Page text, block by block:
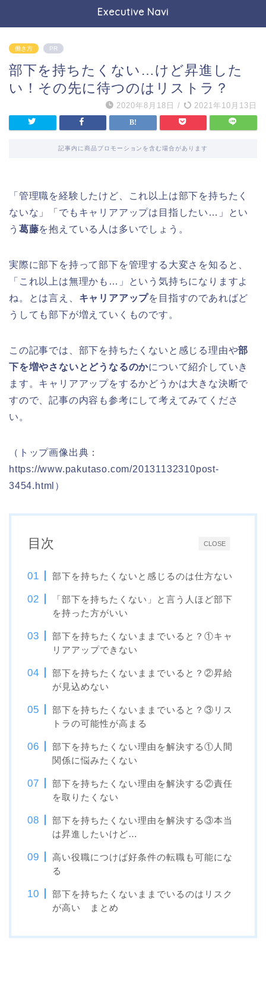
Executive Navi
働き方 PR
部下を持ちたくない…けど昇進した
い！その先に待つのはリストラ？
2020年8月18日 / 2021年10月13日
記事内に商品プロモーションを含む場合があります
「管理職を経験したけど、これ以上は部下を持ちたく
ないな」「でもキャリアアップは目指したい…」とい
う 葛藤を抱えている人は多いでしょう。
実際に部下を持って部下を管理する大変さを知ると、
「これ以上は無理かも…」という気持ちになりますよ
ね。とは言え、 キャリアアップを目指すのであればど
うしても部下が増えていくものです。
この記事では、部下を持ちたくないと感じる理由や部
下を増やさないとどうなるのかについて紹介していき
ます。キャリアアップをするかどうかは大きな決断で
すので、記事の内容も参考にして考えてみてくださ
い。
（トップ画像出典：
https://www.pakutaso.com/20131132310post-
3454.html）
CLOSE
目次
部下を持ちたくないと感じるのは仕方ない
「部下を持ちたくない」と言う人ほど部下
を持った方がいい
部下を持ちたくないままでいると？①キャ
リアアップできない
部下を持ちたくないままでいると？②昇給
が見込めない
部下を持ちたくないままでいると？③リス
トラの可能性が高まる
部下を持ちたくない理由を解決する①人間
関係に悩みたくない
部下を持ちたくない理由を解決する②責任
を取りたくない
部下を持ちたくない理由を解決する③本当
は昇進したいけど…
高い役職につけば好条件の転職も可能にな
る
部下を持ちたくないままでいるのはリスク
が高い まとめ